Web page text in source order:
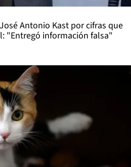
Antonio Kast por cifras que
"Entregó información falsa"